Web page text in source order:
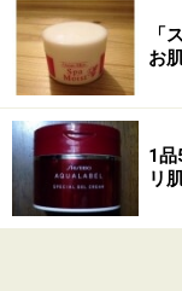
「
お
1品
リ